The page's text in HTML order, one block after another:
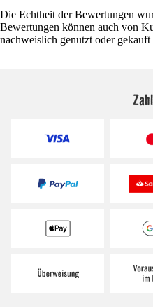
Die Echtheit der Bewertungen
Bewertungen können auch von
nachweislich genutzt oder gekauft